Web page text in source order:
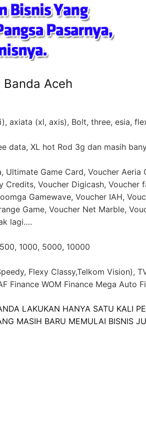
Aceh
axiata (xl, axis), Bolt, three, esia,
data, XL hot Rod 3g dan masih
Game Card, Voucher Aeria
Credits, Voucher Digicash, Voucher
Gamewave, Voucher IAH,
Game, Voucher Net Marble,
lagi….
1000, 5000, 10000
Flexy Classy,Telkom Vision),
Finance WOM Finance Mega Auto
LAKUKAN HANYA SATU KALI
MASIH BARU MEMULAI BISNIS